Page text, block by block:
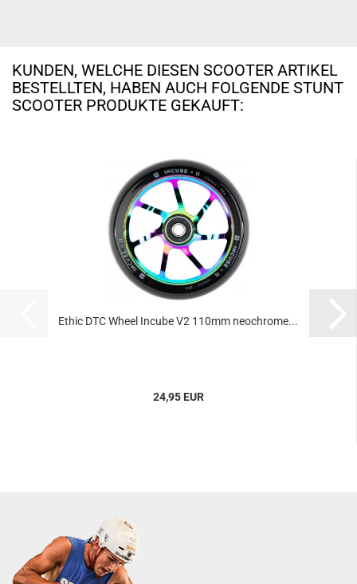
KUNDEN, WELCHE DIESEN SCOOTER ARTIKEL
BESTELLTEN, HABEN AUCH FOLGENDE STUNT
SCOOTER PRODUKTE GEKAUFT:
Ethic DTC Wheel Incube V2 110mm neochrome...
24,95 EUR